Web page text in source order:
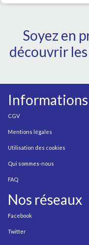
Soyez en
découvrir
Informations
CGV
Mentions légales
Utilisation des cookies
Qui sommes-nous
FAQ
Nos réseaux
Facebook
Twitter